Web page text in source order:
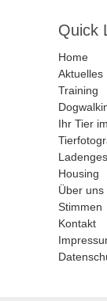
Quick
Home
Aktuelles
Training
Ihr Tier
Housing
Über uns
Stimmen
Kontakt